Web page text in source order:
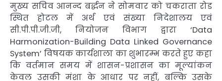
मुख्य सचिव आनन्द बर्द्धन ने सोमवार को चकराता रोड
स्थित होटल में अर्थ एवं संख्या निदेशालय एवं
सी.पी.पी.जी.जी, नियोजन विभाग द्वारा ‘Data
Harmonization-Building Data Linked Governance
System’ विषयक कार्यशाला का शुभारम्भ करते हुए कहा
कि वर्तमान समय में शासन-प्रशासन का मूल्यांकन
केवल उसकी मंशा के आधार पर नहीं, बल्कि उसके